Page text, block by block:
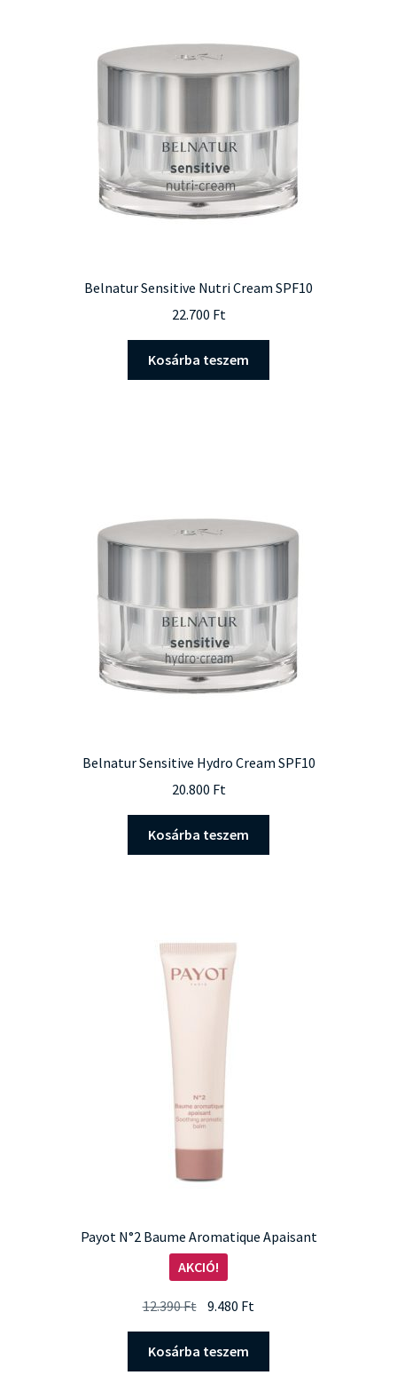
Belnatur Sensitive Nutri Cream SPF10
22.700 Ft
Kosárba teszem
Belnatur Sensitive Hydro Cream SPF10
20.800 Ft
Kosárba teszem
Payot N°2 Baume Aromatique Apaisant
AKCIÓ!
12.390Ft Original
price
was:
12.390 Ft.
9.480 Ft
price
9.480 Ft.
Kosárba teszem